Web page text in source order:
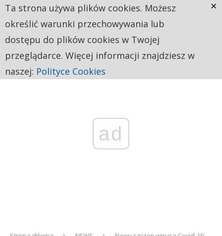
ad
Ta strona używa plików cookies. Możesz
określić warunki przechowywania lub
dostępu do plików cookies w Twojej
przeglądarce. Więcej informacji znajdziesz w
naszej: Polityce Cookies
×